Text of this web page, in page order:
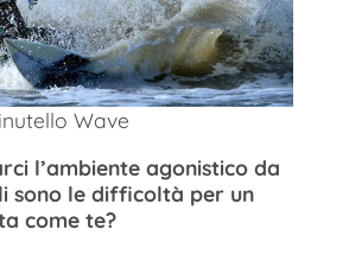
Wave
l’ambiente agonistico da
sono le difficoltà per un
come te?